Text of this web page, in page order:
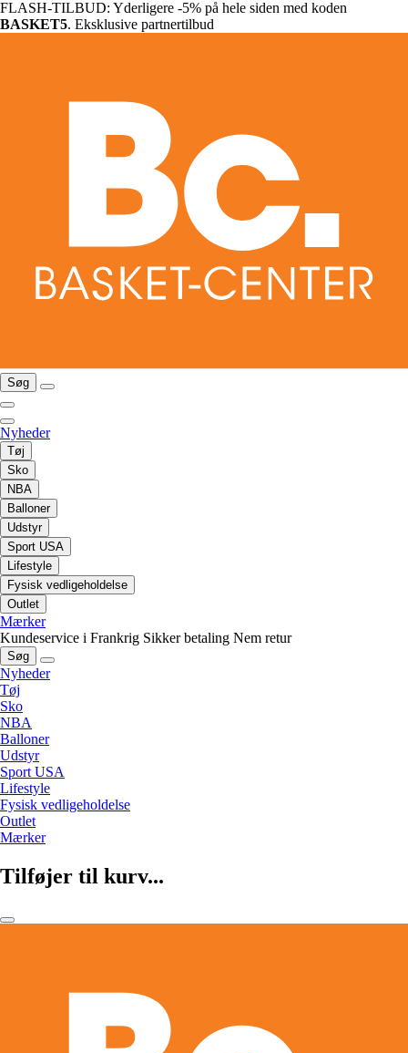
FLASH-TILBUD: Yderligere -5% på hele siden med koden
BASKET5. Eksklusive partnertilbud
Søg
Nyheder
Tøj
Sko
NBA
Balloner
Udstyr
Sport USA
Lifestyle
Fysisk vedligeholdelse
Outlet
Mærker
Kundeservice i Frankrig Sikker betaling Nem retur
Søg
Nyheder
Tøj
Sko
NBA
Balloner
Udstyr
Sport USA
Lifestyle
Fysisk vedligeholdelse
Outlet
Mærker
Tilføjer til kurv...